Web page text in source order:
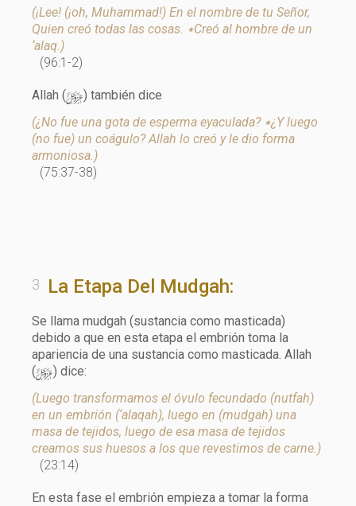
(¡Lee! (¡oh, Muhammad!) En el nombre de tu Señor,
Quien creó todas las cosas. ٭Creó al hombre de un
‘alaq.)
(96:1-2)
Allah (y) también dice
(¿No fue una gota de esperma eyaculada? ٭¿Y luego
(no fue) un coágulo? Allah lo creó y le dio forma
armoniosa.)
(75:37-38)
La Etapa Del Mudgah:
Se llama mudgah (sustancia como masticada)
debido a que en esta etapa el embrión toma la
apariencia de una sustancia como masticada. Allah
(y) dice:
(Luego transformamos el óvulo fecundado (nutfah)
en un embrión (‘alaqah), luego en (mudgah) una
masa de tejidos, luego de esa masa de tejidos
creamos sus huesos a los que revestimos de carne.)
(23:14)
En esta fase el embrión empieza a tomar la forma